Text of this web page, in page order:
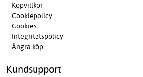
Köpvillkor
Cookiepolicy
Cookies
Integritetspolicy
Ångra köp
Kundsupport